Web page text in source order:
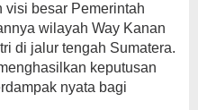
visi besar Pemerintah
wilayah Way Kanan
di jalur tengah Sumatera.
keputusan
nyata bagi